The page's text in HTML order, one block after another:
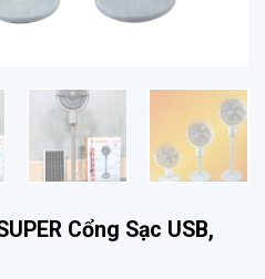
Cổng Sạc USB,